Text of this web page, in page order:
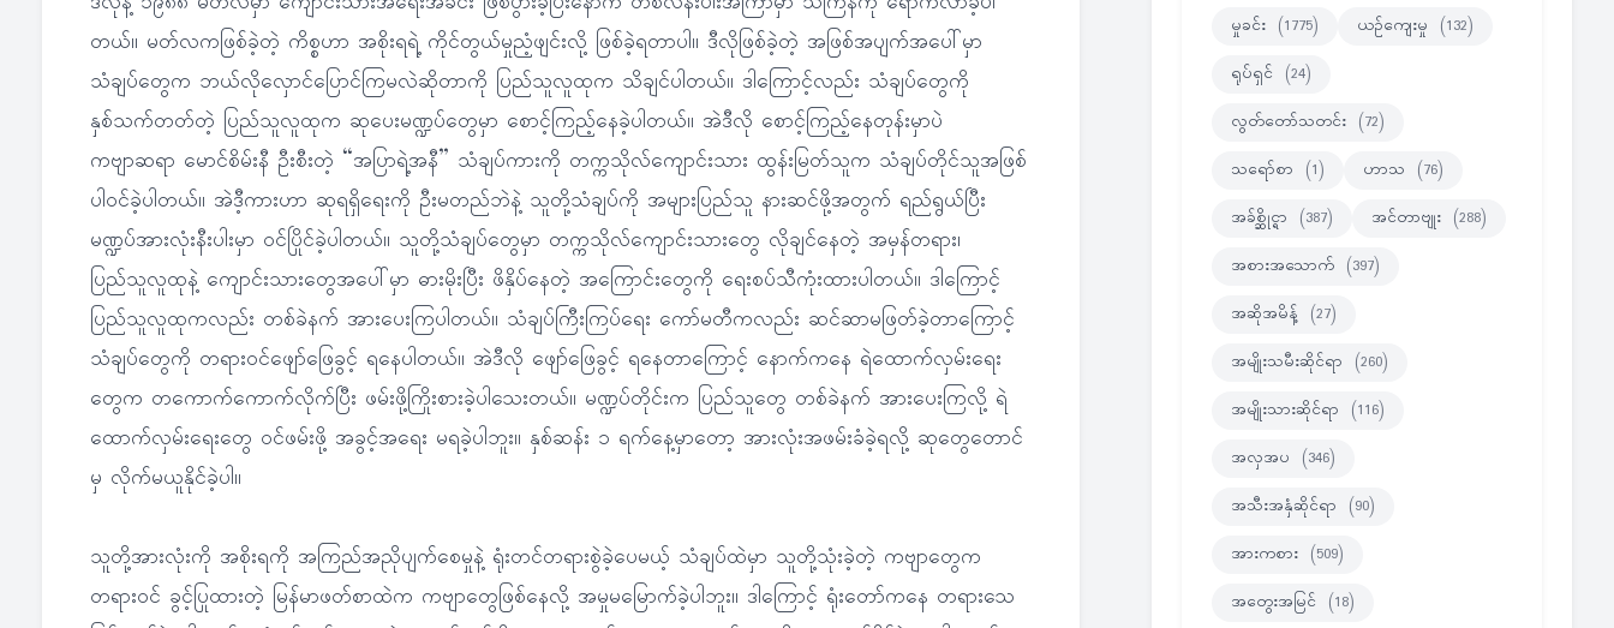
တယ်။ မတ်လကဖြစ်ခဲ့တဲ့ ကိစ္စဟာ အစိုးရရဲ့ ကိုင်တွယ်မှုညံ့ဖျင်းလို့ ဖြစ်ခဲ့ရတာပါ။ ဒီလိုဖြစ်ခဲ့တဲ့ အဖြစ်အပျက်အပေါ်မှာ
သံချပ်တွေက ဘယ်လိုလှောင်ပြောင်ကြမလဲဆိုတာကို ပြည်သူလူထုက သိချင်ပါတယ်။ ဒါကြောင့်လည်း သံချပ်တွေကို
နှစ်သက်တတ်တဲ့ ပြည်သူလူထုက ဆုပေးမဏ္ဍပ်တွေမှာ စောင့်ကြည့်နေခဲ့ပါတယ်။ အဲဒီလို စောင့်ကြည့်နေတုန်းမှာပဲ
ကဗျာဆရာ မောင်စိမ်းနီ ဦးစီးတဲ့ “အပြာရဲ့အနီ” သံချပ်ကားကို တက္ကသိုလ်ကျောင်းသား ထွန်းမြတ်သူက သံချပ်တိုင်သူအဖြစ်
ပါဝင်ခဲ့ပါတယ်။ အဲဒီ့ကားဟာ ဆုရရှိရေးကို ဦးမတည်ဘဲနဲ့ သူတို့သံချပ်ကို အများပြည်သူ နားဆင်ဖို့အတွက် ရည်ရွယ်ပြီး
မဏ္ဍပ်အားလုံးနီးပါးမှာ ဝင်ပြိုင်ခဲ့ပါတယ်။ သူတို့သံချပ်တွေမှာ တက္ကသိုလ်ကျောင်းသားတွေ လိုချင်နေတဲ့ အမှန်တရား၊
ပြည်သူလူထုနဲ့ ကျောင်းသားတွေအပေါ်မှာ ဓားမိုးပြီး ဖိနှိပ်နေတဲ့ အကြောင်းတွေကို ရေးစပ်သီကုံးထားပါတယ်။ ဒါကြောင့်
ပြည်သူလူထုကလည်း တစ်ခဲနက် အားပေးကြပါတယ်။ သံချပ်ကြီးကြပ်ရေး ကော်မတီကလည်း ဆင်ဆာမဖြတ်ခဲ့တာကြောင့်
သံချပ်တွေကို တရားဝင်ဖျော်ဖြေခွင့် ရနေပါတယ်။ အဲဒီလို ဖျော်ဖြေခွင့် ရနေတာကြောင့် နောက်ကနေ ရဲထောက်လှမ်းရေး
တွေက တကောက်ကောက်လိုက်ပြီး ဖမ်းဖို့ကြိုးစားခဲ့ပါသေးတယ်။ မဏ္ဍပ်တိုင်းက ပြည်သူတွေ တစ်ခဲနက် အားပေးကြလို့ ရဲ
ထောက်လှမ်းရေးတွေ ဝင်ဖမ်းဖို့ အခွင့်အရေး မရခဲ့ပါဘူး။ နှစ်ဆန်း ၁ ရက်နေ့မှာတော့ အားလုံးအဖမ်းခံခဲ့ရလို့ ဆုတွေတောင်
မှ လိုက်မယူနိုင်ခဲ့ပါ။
သူတို့အားလုံးကို အစိုးရကို အကြည်အညိုပျက်စေမှုနဲ့ ရုံးတင်တရားစွဲခဲ့ပေမယ့် သံချပ်ထဲမှာ သူတို့သုံးခဲ့တဲ့ ကဗျာတွေက
တရားဝင် ခွင့်ပြုထားတဲ့ မြန်မာဖတ်စာထဲက ကဗျာတွေဖြစ်နေလို့ အမှုမမြောက်ခဲ့ပါဘူး။ ဒါကြောင့် ရုံးတော်ကနေ တရားသေ
မှုခင်း (1775) ယဉ်ကျေးမှု (132)
ရုပ်ရှင် (24)
လွတ်တော်သတင်း (72)
သရော်စာ (1) ဟာသ (76)
အခ်စ္ဆိုင္ရာ (387) အင်တာဗျုး (288)
အစားအသောက် (397)
အဆိုအမိန့် (27)
အမျိုးသမီးဆိုင်ရာ (260)
အမျိုးသားဆိုင်ရာ (116)
အလှအပ (346)
အသီးအနှံဆိုင်ရာ (90)
အားကစား (509)
အတွေးအမြင် (18)